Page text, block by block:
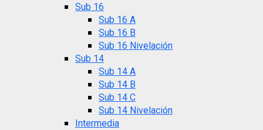
Sub 16
Sub 16 A
Sub 16 B
Sub 16 Nivelación
Sub 14
Sub 14 A
Sub 14 B
Sub 14 C
Sub 14 Nivelación
Intermedia